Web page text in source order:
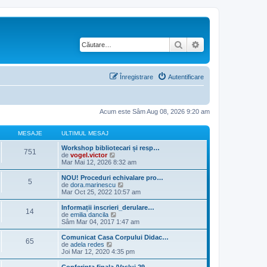
Căutare
Autentificare
Înregistrare
Acum este Sâm Aug 08, 2026 9:20 am
MESAJE ULTIMUL MESAJ
751
Workshop bibliotecari și resp…
de vogel.victor
e
z
i
u
l
i
m
u
l
e
a
j
Mar Mai 12, 2026 8:32 am
5
NOU! Proceduri echivalare pro…
de dora.marinescu
e
z
i
l
m
Mar Oct 25, 2022 10:57 am
14
Informații inscrieri_derulare…
de emilia dancila
e
z
i
l
i
Sâm Mar 04, 2017 1:47 am
65
Comunicat Casa Corpului Didac…
de adela redes
e
z
i
Joi Mar 12, 2020 4:35 pm